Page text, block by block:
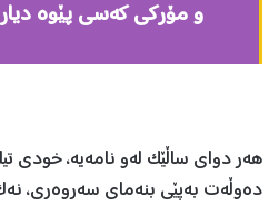
و مۆرکی کەسی پێوە
هەر دوای ساڵێک لەو نامەیە، خودی
دەوڵەت بەپێی بنەمای سەروەری،